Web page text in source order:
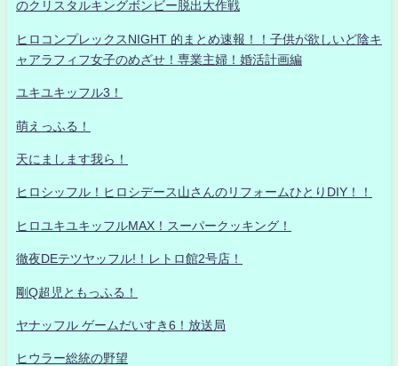
のクリスタルキングボンビー脱出大作戦
ヒロコンプレックスNIGHT 的まとめ速報！！子供が欲しいど陰キ
ャアラフィフ女子のめざせ！専業主婦！婚活計画編
ユキユキッフル3！
萌えっふる！
天にまします我ら！
ヒロシッフル！ヒロシデース山さんのリフォームひとりDIY！！
ヒロユキユキッフルMAX！スーパークッキング！
徹夜DEテツヤッフル!！レトロ館2号店！
剛Q超児ともっふる！
ヤナッフル ゲームだいすき6！放送局
ヒウラー総統の野望